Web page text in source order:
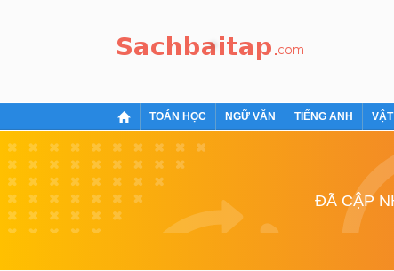
TOÁN HỌC NGỮ VĂN TIẾNG ANH
ĐÃ CẬP